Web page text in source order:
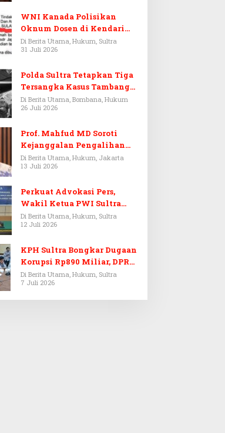
WNI Kanada Polisikan
Oknum Dosen di Kendari
Terkait Aset Puluhan Miliar
Di Berita Utama, Hukum, Sultra
31 Juli 2026
Polda Sultra Tetapkan Tiga
Tersangka Kasus Tambang
Emas Ilegal di Bombana
Di Berita Utama, Bombana, Hukum
26 Juli 2026
Prof. Mahfud MD Soroti
Kejanggalan Pengalihan
Penyelidikan Tersangka
Febrie Adriansyah
Di Berita Utama, Hukum, Jakarta
13 Juli 2026
Perkuat Advokasi Pers,
Wakil Ketua PWI Sultra
Resmi Dilantik Menjadi
Advokat PERADI
Di Berita Utama, Hukum, Sultra
12 Juli 2026
KPH Sultra Bongkar Dugaan
Korupsi Rp890 Miliar, DPRD
Sultra Gelar RDP
Di Berita Utama, Hukum, Sultra
7 Juli 2026